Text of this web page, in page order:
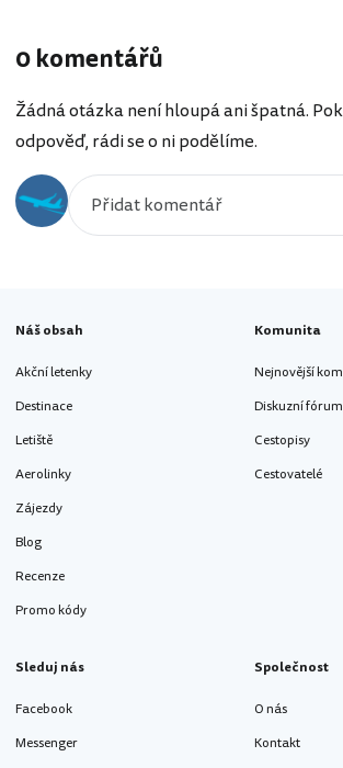
0 komentářů
Žádná otázka není hloupá ani špatná.
odpověď, rádi se o ni podělíme.
Náš obsah
Akční letenky
Destinace
Letiště
Aerolinky
Zájezdy
Blog
Recenze
Promo kódy
Komunita
Nejnovější
Diskuzní fórum
Cestopisy
Cestovatelé
Sleduj nás
Facebook
Messenger
Společnost
O nás
Kontakt